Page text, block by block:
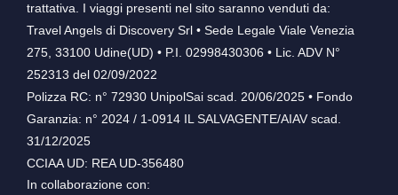
trattativa. I viaggi presenti nel sito saranno venduti da:
Travel Angels di Discovery Srl • Sede Legale Viale Venezia
275, 33100 Udine(UD) • P.I. 02998430306 • Lic. ADV N°
252313 del 02/09/2022
Polizza RC: n° 72930 UnipolSai scad. 20/06/2025 • Fondo
Garanzia: n° 2024 / 1-0914 IL SALVAGENTE/AIAV scad.
31/12/2025
CCIAA UD: REA UD-356480
In collaborazione con: